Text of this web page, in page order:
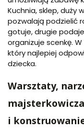
Kuchnia, sklep, duży
pozwalają podzielić
gotuje, drugie
organizuje scenkę.
który najlepiej
dziecka.
Warsztaty,
i